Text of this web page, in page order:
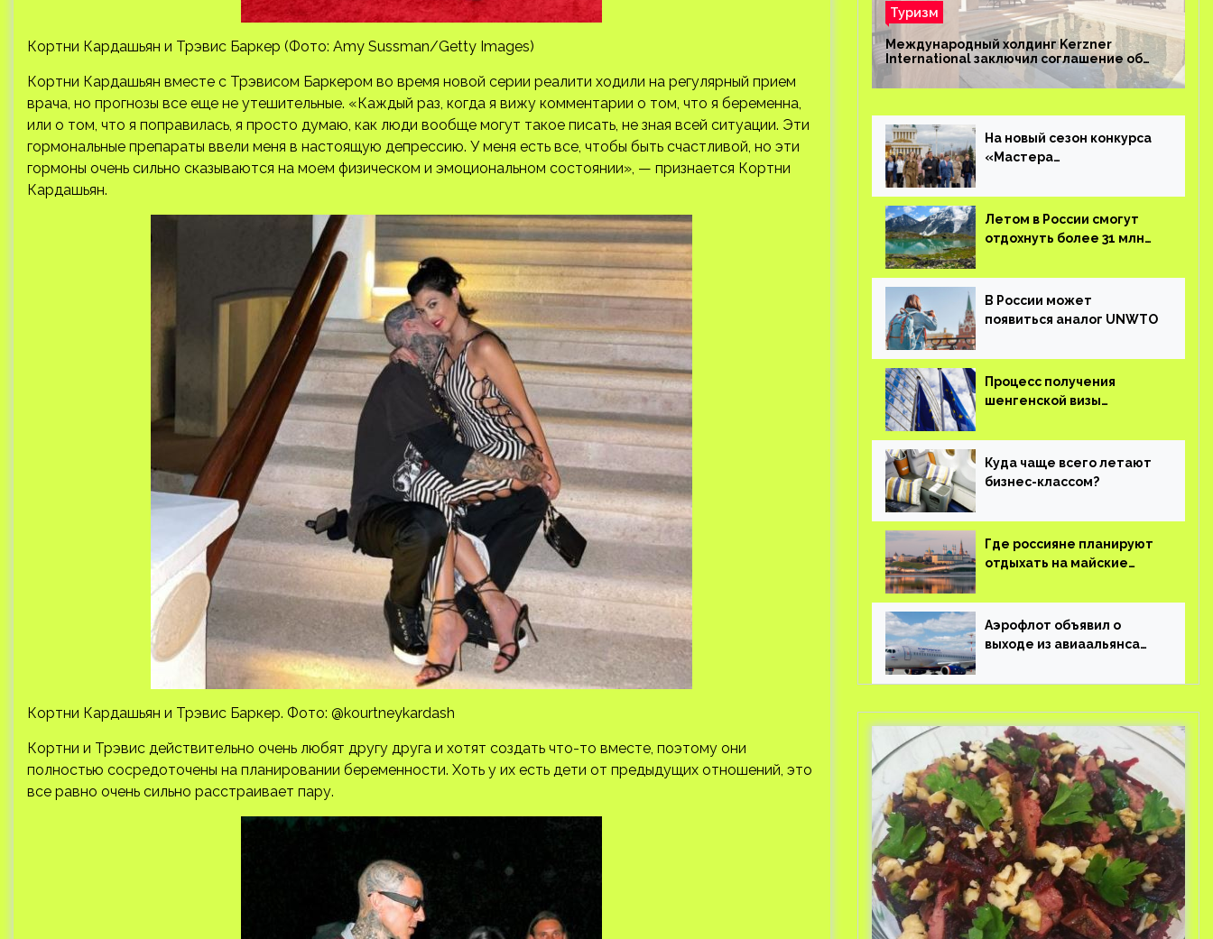
Кортни Кардашьян и Трэвис Баркер (Фото: Amy Sussman/Getty Images)
Кортни Кардашьян вместе с Трэвисом Баркером во время новой серии реалити ходили на регулярный прием
врача, но прогнозы все еще не утешительные. «Каждый раз, когда я вижу комментарии о том, что я беременна,
или о том, что я поправилась, я просто думаю, как люди вообще могут такое писать, не зная всей ситуации. Эти
гормональные препараты ввели меня в настоящую депрессию. У меня есть все, чтобы быть счастливой, но эти
гормоны очень сильно сказываются на моем физическом и эмоциональном состоянии», — признается Кортни
Кардашьян.
Кортни Кардашьян и Трэвис Баркер. Фото: @kourtneykardash
Кортни и Трэвис действительно очень любят другу друга и хотят создать что-то вместе, поэтому они
полностью сосредоточены на планировании беременности. Хоть у их есть дети от предыдущих отношений, это
все равно очень сильно расстраивает пару.
Туризм
Международный холдинг Kerzner
International заключил соглашение об
управлении курортом Bab Al Shams Desert
Resort в Дубае
На новый сезон конкурса
«Мастера
поступило более 36 тысяч
заявок
Летом в России смогут
отдохнуть более 31 млн
В России может
появиться аналог UNWTO
Процесс получения
шенгенской визы
Куда чаще всего летают
бизнес-классом?
Где россияне планируют
отдыхать на майские
Аэрофлот объявил о
выходе из авиаальянса